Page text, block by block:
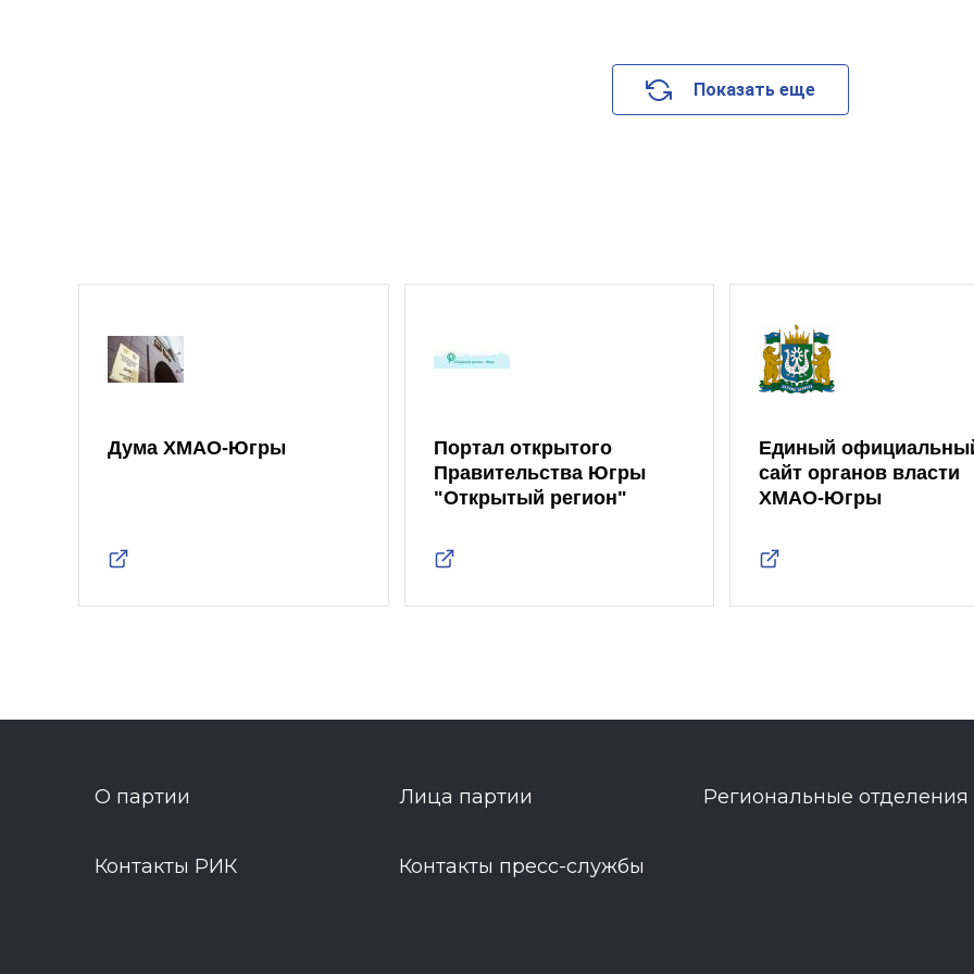
Показать еще
Дума ХМАО-Югры
Портал открытого
Правительства Югры
"Открытый регион"
Единый
сайт органов власти
ХМАО-Югры
О партии Лица партии Региональные отделения
Контакты РИК Контакты пресс-службы